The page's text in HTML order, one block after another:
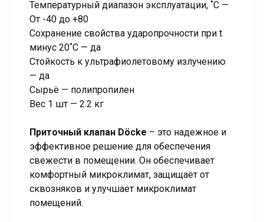
Температурный диапазон эксплуатации, ˚С —
От -40 до +80
Сохранение свойства ударопрочности при t
минус 20˚C — да
Стойкость к ультрафиолетовому излучению
— да
Сырьё — полипропилен
Вес 1 шт — 2.2 кг
Приточный клапан Döcke – это надежное и
эффективное решение для обеспечения
свежести в помещении. Он обеспечивает
комфортный микроклимат, защищает от
сквозняков и улучшает микроклимат
помещений.